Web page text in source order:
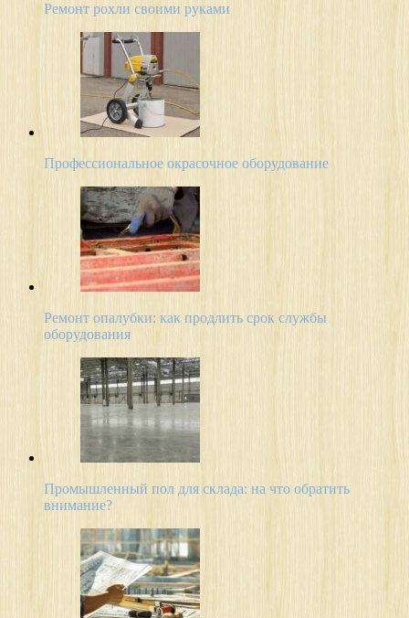
Ремонт рохли своими руками
Профессиональное окрасочное оборудование
Ремонт опалубки: как продлить срок службы
оборудования
Промышленный пол для склада: на что обратить
внимание?